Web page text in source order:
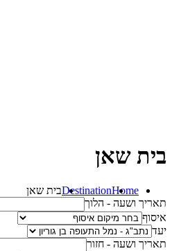
בית שאן
Home
Destinationבית שאן
תאריך ושעה - הלוך
איסוף
יעד
תאריך ושעה - חזור